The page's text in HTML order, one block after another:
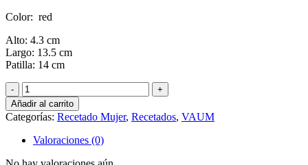
Color: red
Alto: 4.3 cm
Largo: 13.5 cm
Patilla: 14 cm
Vaum-
capri
red
cantidad
Añadir al carrito
Categorías: Recetado Mujer, Recetados, VAUM
Valoraciones (0)